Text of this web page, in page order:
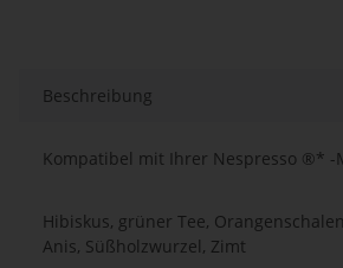
Beschreibung
Kompatibel mit Ihrer Nespresso ®* -
Hibiskus, grüner Tee,
Anis, Süßholzwurzel, Zimt